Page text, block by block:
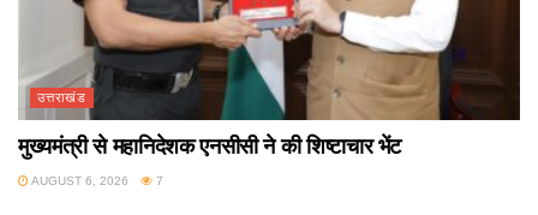
उत्तराखंड
मुख्यमंत्री से महानिदेशक एनसीसी ने की शिष्टाचार भेंट
AUGUST 6, 2026 7